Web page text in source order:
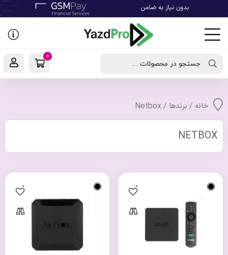
جستجو در محصولات ...
0
خانه / برندها / Netbox
NETBOX
0
0